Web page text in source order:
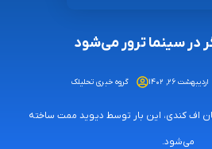
در سینما ترور می‌شود
اردیبهشت ۲۶, ۱۴۰۲ گروه خبری تحلیلک
اف کندی، این بار توسط دیوید ممت ساخته
می‌شود.